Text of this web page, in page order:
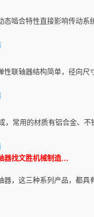
啮合特性直接影响传动
性联轴器结构简单，径向尺
，常用的材质有铝合金、不
器找文胜机械制造…
器，这三种系列产品，都具